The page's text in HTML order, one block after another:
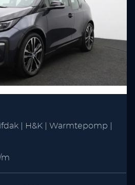
| H&K | Warmtepomp |
m